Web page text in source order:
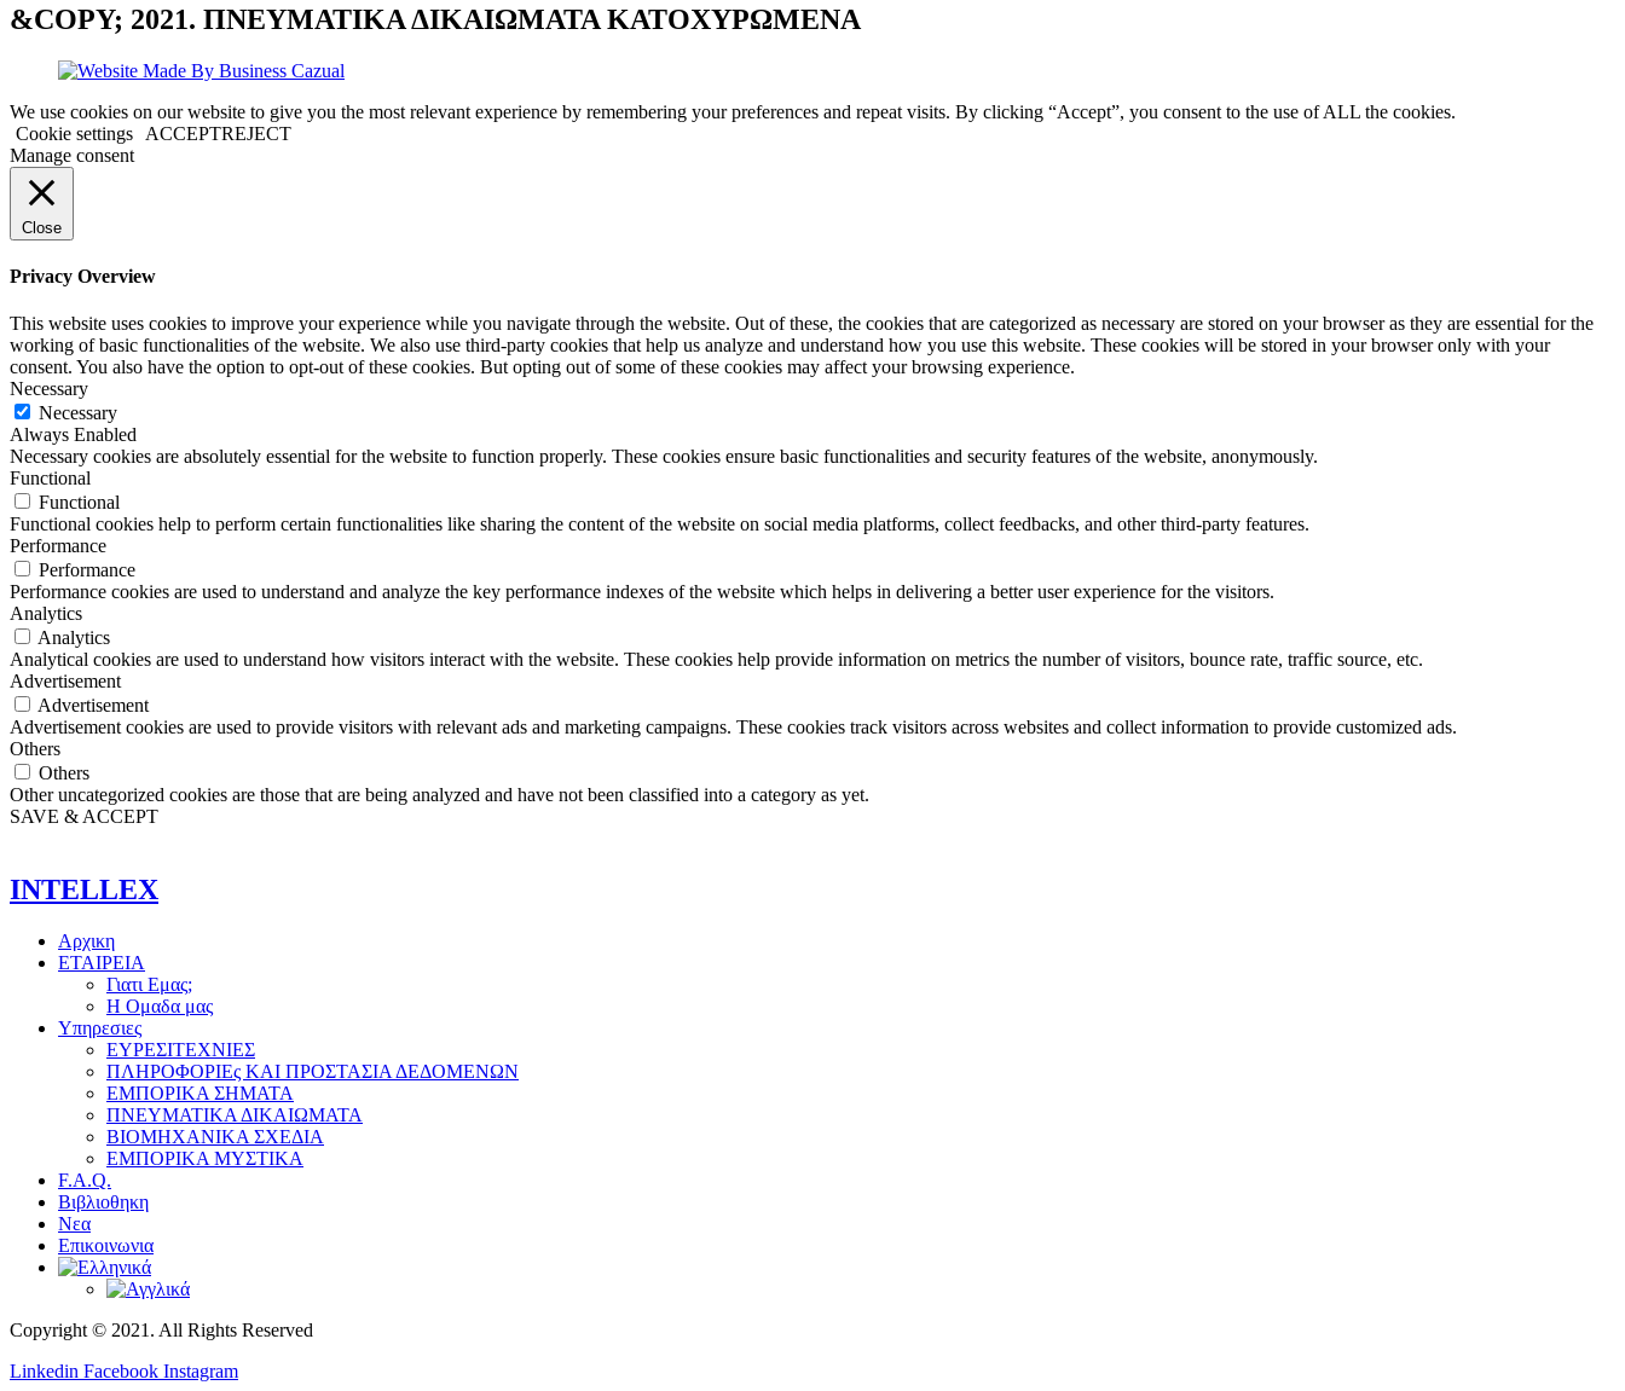
&COPY; 2021. ΠΝΕΥΜΑΤΙΚΑ ΔΙΚΑΙΩΜΑΤΑ ΚΑΤΟΧΥΡΩΜΕΝΑ
We use cookies on our website to give you the most relevant experience by remembering your preferences and repeat visits. By clicking “Accept”, you consent to the use of ALL the cookies.
Cookie settings
ACCEPTREJECT
Manage consent
Close
Privacy Overview
This website uses cookies to improve your experience while you navigate through the website. Out of these, the cookies that are categorized as necessary are stored on your browser as they are essential for the
working of basic functionalities of the website. We also use third-party cookies that help us analyze and understand how you use this website. These cookies will be stored in your browser only with your
consent. You also have the option to opt-out of these cookies. But opting out of some of these cookies may affect your browsing experience.
Necessary
Necessary
Always Enabled
Necessary cookies are absolutely essential for the website to function properly. These cookies ensure basic functionalities and security features of the website, anonymously.
Functional
Functional
Functional cookies help to perform certain functionalities like sharing the content of the website on social media platforms, collect feedbacks, and other third-party features.
Performance
Performance
Performance cookies are used to understand and analyze the key performance indexes of the website which helps in delivering a better user experience for the visitors.
Analytics
Analytics
Analytical cookies are used to understand how visitors interact with the website. These cookies help provide information on metrics the number of visitors, bounce rate, traffic source, etc.
Advertisement
Advertisement
Advertisement cookies are used to provide visitors with relevant ads and marketing campaigns. These cookies track visitors across websites and collect information to provide customized ads.
Others
Others
Other uncategorized cookies are those that are being analyzed and have not been classified into a category as yet.
SAVE & ACCEPT
INTELLEX
Αρχικη
ΕΤΑΙΡΕΙΑ
Γιατι Εμας;
Η Ομαδα μας
Υπηρεσιες
ΕΥΡΕΣΙΤΕΧΝΙΕΣ
ΠΛΗΡΟΦΟΡΙΕς ΚΑΙ ΠΡΟΣΤΑΣΙΑ ΔΕΔΟΜΕΝΩΝ
ΕΜΠΟΡΙΚΑ ΣΗΜΑΤΑ
ΠΝΕΥΜΑΤΙΚΑ ΔΙΚΑΙΩΜΑΤΑ
ΒΙΟΜΗΧΑΝΙΚΑ ΣΧΕΔΙΑ
ΕΜΠΟΡΙΚΑ ΜΥΣΤΙΚΑ
F.A.Q.
Βιβλιοθηκη
Νεα
Επικοινωνια
Copyright © 2021. All Rights Reserved
Linkedin Facebook Instagram